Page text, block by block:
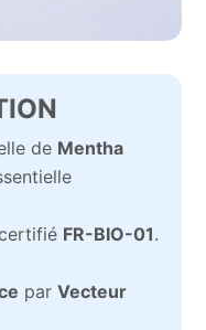
de Mentha
FR-BIO-01.
parVecteur